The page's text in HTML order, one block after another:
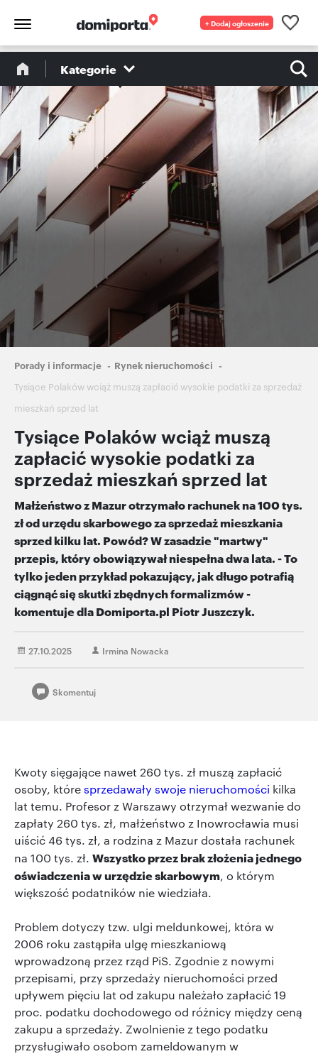
+ Dodaj ogłoszenie
Kategorie
Ścieżka
nawigacyjna
Porady i informacje
Rynek nieruchomości
Tysiące Polaków wciąż muszą zapłacić wysokie podatki za sprzedaż
mieszkań sprzed lat
Tysiące Polaków wciąż muszą
zapłacić wysokie podatki za
sprzedaż mieszkań sprzed lat
Małżeństwo z Mazur otrzymało rachunek na 100 tys.
zł od urzędu skarbowego za sprzedaż mieszkania
sprzed kilku lat. Powód? W zasadzie "martwy"
przepis, który obowiązywał niespełna dwa lata. - To
tylko jeden przykład pokazujący, jak długo potrafią
ciągnąć się skutki zbędnych formalizmów -
komentuje dla Domiporta.pl Piotr Juszczyk.
27.10.2025 Irmina Nowacka
Skomentuj
Kwoty sięgające nawet 260 tys. zł muszą zapłacić
osoby, któresprzedawały swoje nieruchomości kilka
lat temu. Profesor z Warszawy otrzymał wezwanie do
zapłaty 260 tys. zł, małżeństwo z Inowrocławia musi
uiścić 46 tys. zł, a rodzina z Mazur dostała rachunek
na 100 tys. zł. Wszystko przez brak złożenia jednego
oświadczenia w urzędzie skarbowym, o którym
większość podatników nie wiedziała.
Problem dotyczy tzw. ulgi meldunkowej, która w
2006 roku zastąpiła ulgę mieszkaniową
wprowadzoną przez rząd PiS. Zgodnie z nowymi
przepisami, przy sprzedaży nieruchomości przed
upływem pięciu lat od zakupu należało zapłacić 19
proc. podatku dochodowego od różnicy między ceną
zakupu a sprzedaży. Zwolnienie z tego podatku
przysługiwało osobom zameldowanym w